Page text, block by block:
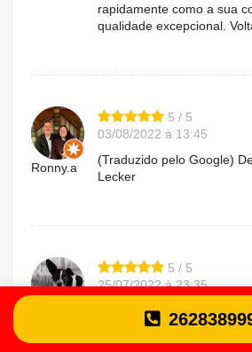
rapidamente como a sua
qualidade excepcional.
Ronny.a
5 / 5
03/08/2022 à 13:45
(Traduzido pelo Google)
Lecker
5 / 5
25/07/2022 à 23:35
Em comparação com
que tem as pizzas
mesmo...o atendimento é